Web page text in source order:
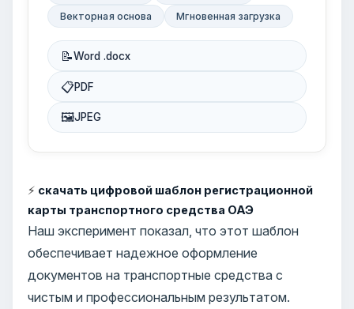
Векторная основа
Мгновенная загрузка
📝Word .docx
📋PDF
🖼JPEG
⚡ скачать цифровой шаблон регистрационной
карты транспортного средства ОАЭ
Наш эксперимент показал, что этот шаблон
обеспечивает надежное оформление
документов на транспортные средства с
чистым и профессиональным результатом.